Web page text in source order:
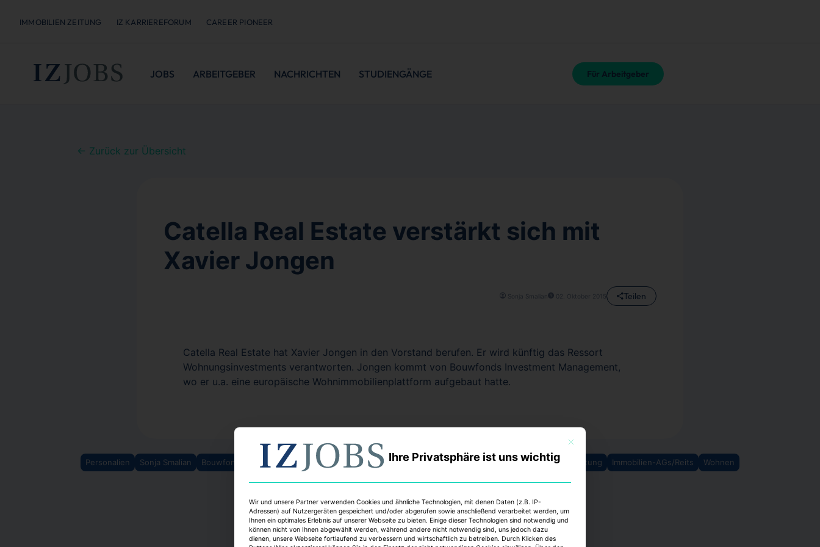
IMMOBILIEN ZEITUNG IZ KARRIEREFORUM CAREER PIONEER
JOBS ARBEITGEBER NACHRICHTEN STUDIENGÄNGE Für Arbeitgeber
← Zurück zur Übersicht
Catella Real Estate verstärkt sich mit
Xavier Jongen
Sonja Smalian 02. Oktober 2015 Teilen
Catella Real Estate hat Xavier Jongen in den Vorstand berufen. Er wird künftig das Ressort
Wohnungsinvestments verantworten. Jongen kommt von Bouwfonds Investment Management,
wo er u.a. eine europäische Wohnimmobilienplattform aufgebaut hatte.
Personalien Sonja Smalian Bouwfonds Investment Management Catella Real Estate Asset-Management / Vermögensverwaltung Immobilien-AGs/Reits
Wohnen
Mit diesem Button wird der Dialog geschlossen. Seine Funktionalität ist identisch
Ihre Privatsphäre ist uns wichtig
Wir und unsere Partner verwenden Cookies und ähnliche Technologien, mit denen Daten (z.B. IP-
Adressen) auf Nutzergeräten gespeichert und/oder abgerufen sowie anschließend verarbeitet werden, um
Ihnen ein optimales Erlebnis auf unserer Webseite zu bieten. Einige dieser Technologien sind notwendig und
können nicht von Ihnen abgewählt werden, während andere nicht notwendig sind, uns jedoch dazu
dienen, unsere Webseite fortlaufend zu verbessern und wirtschaftlich zu betreiben. Durch Klicken des